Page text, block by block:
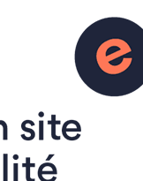
A propos